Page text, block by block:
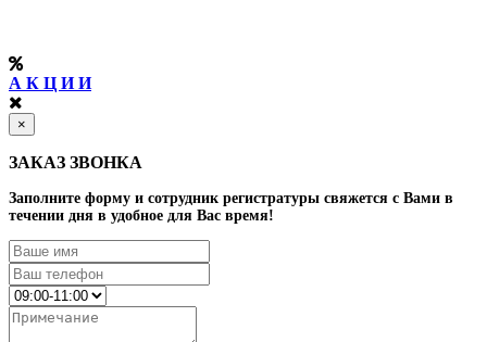
А К Ц И И
×
ЗАКАЗ ЗВОНКА
Заполните форму и сотрудник регистратуры свяжется с Вами в
течении дня в удобное для Вас время!